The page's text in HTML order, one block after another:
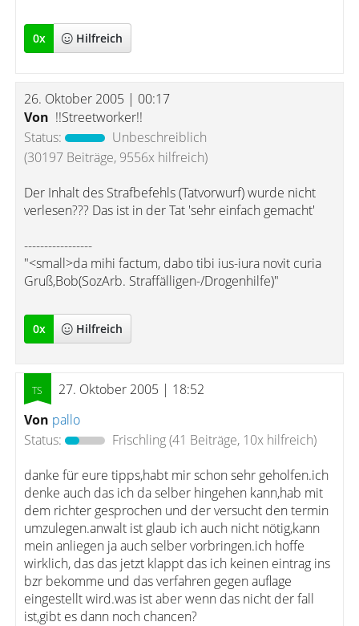
0x Hilfreich
26. Oktober 2005 | 00:17
Von !!Streetworker!!
Status:
Unbeschreiblich
(30197 Beiträge, 9556x hilfreich)
Der Inhalt des Strafbefehls (Tatvorwurf) wurde nicht
verlesen??? Das ist in der Tat 'sehr einfach gemacht'
-----------------
"<small>da mihi factum, dabo tibi ius-iura novit curia
Gruß,Bob(SozArb. Straffälligen-/Drogenhilfe)"
0x Hilfreich
27. Oktober 2005 | 18:52
Von pallo
Status:
Frischling(41 Beiträge, 10x hilfreich)
danke für eure tipps,habt mir schon sehr geholfen.ich
denke auch das ich da selber hingehen kann,hab mit
dem richter gesprochen und der versucht den termin
umzulegen.anwalt ist glaub ich auch nicht nötig,kann
mein anliegen ja auch selber vorbringen.ich hoffe
wirklich, das das jetzt klappt das ich keinen eintrag ins
bzr bekomme und das verfahren gegen auflage
eingestellt wird.was ist aber wenn das nicht der fall
ist,gibt es dann noch chancen?